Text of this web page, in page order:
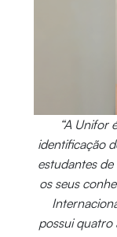
“A Unifor
identificação
estudantes
os seus
possui quatro